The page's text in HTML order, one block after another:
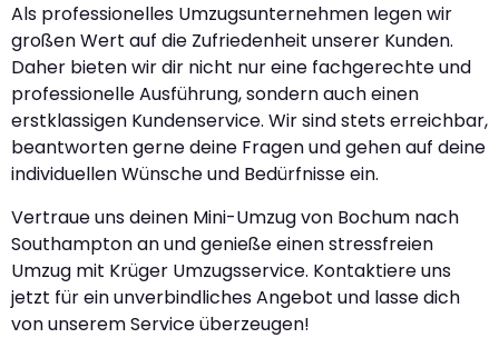
Als professionelles Umzugsunternehmen legen wir
großen Wert auf die Zufriedenheit unserer Kunden.
Daher bieten wir dir nicht nur eine fachgerechte und
professionelle Ausführung, sondern auch einen
erstklassigen Kundenservice. Wir sind stets erreichbar,
beantworten gerne deine Fragen und gehen auf deine
individuellen Wünsche und Bedürfnisse ein.
Vertraue uns deinen Mini-Umzug von Bochum nach
Southampton an und genieße einen stressfreien
Umzug mit Krüger Umzugsservice. Kontaktiere uns
jetzt für ein unverbindliches Angebot und lasse dich
von unserem Service überzeugen!